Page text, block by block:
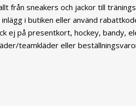
från sneakers och jackor till
i butiken eller använd
ej på presentkort, hockey, bandy,
teamkläder eller